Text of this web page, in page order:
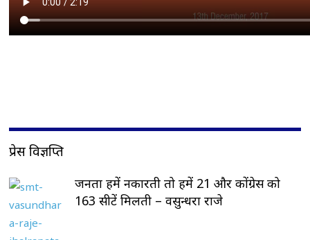
प्रेस विज्ञप्ति
जनता हमें नकारती तो हमें 21 और कोंग्रेस को
163 सीटें मिलती – वसुन्धरा राजे